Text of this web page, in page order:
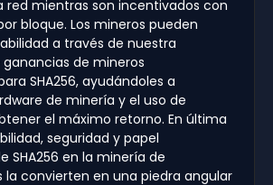
red mientras son incentivados con
bloque. Los mineros pueden
a través de nuestra
de mineros
SHA256, ayudándoles a
de minería y el uso de
el máximo retorno. En última
seguridad y papel
SHA256 en la minería de
convierten en una piedra angular